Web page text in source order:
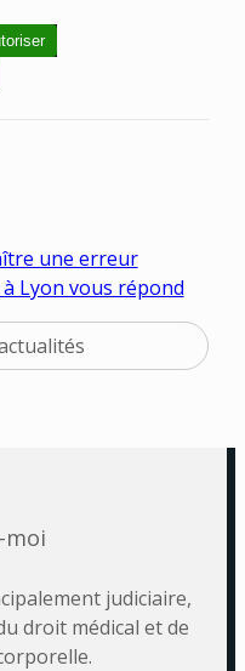
une erreur
Lyon vous répond
moi
judiciaire,
droit médical et de